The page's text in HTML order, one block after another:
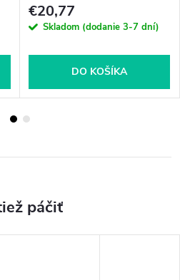
€20,77
Skladom (dodanie 3-7 dní)
DO KOŠÍKA